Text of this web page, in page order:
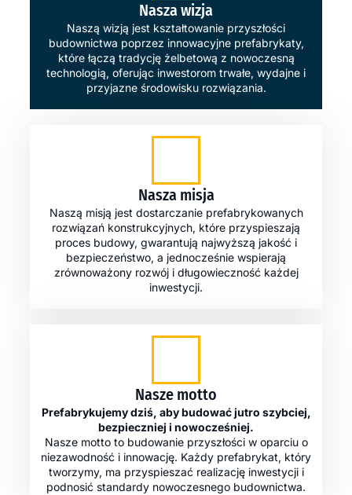
Nasza wizja
Naszą wizją jest kształtowanie przyszłości
budownictwa poprzez innowacyjne prefabrykaty,
które łączą tradycję żelbetową z nowoczesną
technologią, oferując inwestorom trwałe, wydajne i
przyjazne środowisku rozwiązania.
Nasza misja
Naszą misją jest dostarczanie prefabrykowanych
rozwiązań konstrukcyjnych, które przyspieszają
proces budowy, gwarantują najwyższą jakość i
bezpieczeństwo, a jednocześnie wspierają
zrównoważony rozwój i długowieczność każdej
inwestycji.
Nasze motto
Prefabrykujemy dziś, aby budować jutro szybciej,
bezpieczniej i nowocześniej.
Nasze motto to budowanie przyszłości w oparciu o
niezawodność i innowację. Każdy prefabrykat, który
tworzymy, ma przyspieszać realizację inwestycji i
podnosić standardy nowoczesnego budownictwa.